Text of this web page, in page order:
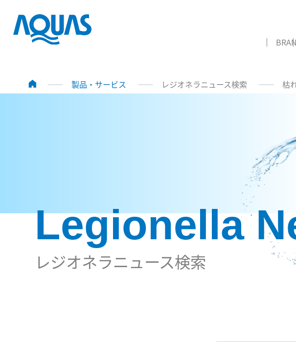
製品・サービス レジオネラニュース検索 枯
Legionella
レジオネラニュース検索